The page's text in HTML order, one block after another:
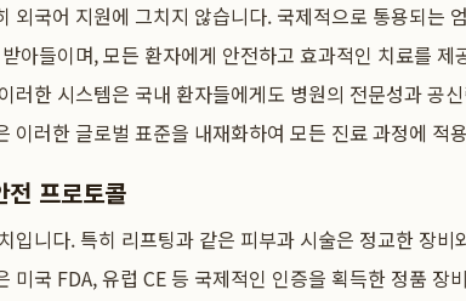
외국어 지원에 그치지 않습니다. 국제적으로 통용되는
아들이며, 모든 환자에게 안전하고 효과적인 치료를 제
러한 시스템은 국내 환자들에게도 병원의 전문성과 공
이러한 글로벌 표준을 내재화하여 모든 진료 과정에 적
전 프로토콜
입니다. 특히 리프팅과 같은 피부과 시술은 정교한 장비
미국 FDA, 유럽 CE 등 국제적인 인증을 획득한 정품 장